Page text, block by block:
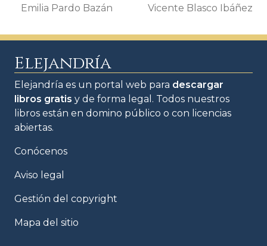
Emilia Pardo Bazán
Vicente Blasco Ibáñez
Elejandría
Elejandría es un portal web para descargar
libros gratis y de forma legal. Todos nuestros
libros están en domino público o con licencias
abiertas.
Conócenos
Aviso legal
Gestión del copyright
Mapa del sitio